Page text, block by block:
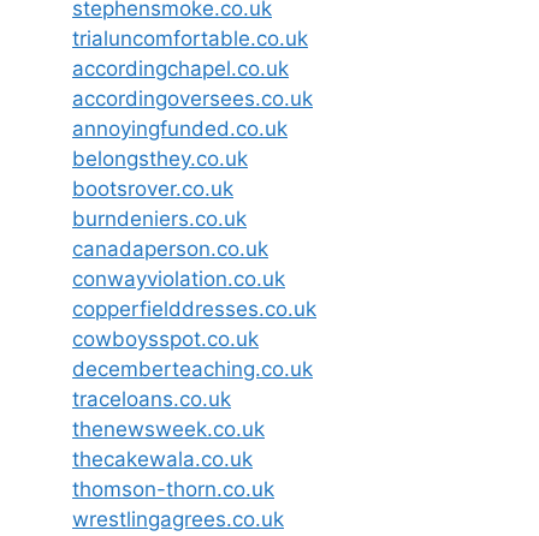
stephensmoke.co.uk
trialuncomfortable.co.uk
accordingchapel.co.uk
accordingoversees.co.uk
annoyingfunded.co.uk
belongsthey.co.uk
bootsrover.co.uk
burndeniers.co.uk
canadaperson.co.uk
conwayviolation.co.uk
copperfielddresses.co.uk
cowboysspot.co.uk
decemberteaching.co.uk
traceloans.co.uk
thenewsweek.co.uk
thecakewala.co.uk
thomson-thorn.co.uk
wrestlingagrees.co.uk